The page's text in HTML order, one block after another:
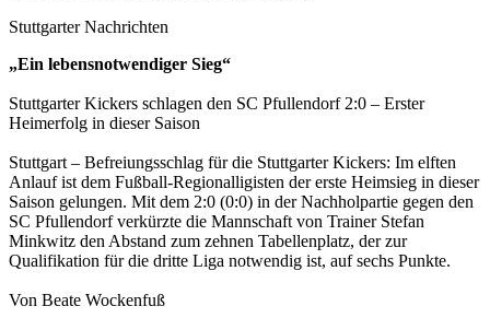
Stuttgarter Nachrichten
„Ein lebensnotwendiger Sieg“
Stuttgarter Kickers schlagen den SC Pfullendorf 2:0 – Erster
Heimerfolg in dieser Saison
Stuttgart – Befreiungsschlag für die Stuttgarter Kickers: Im elften
Anlauf ist dem Fußball-Regionalligisten der erste Heimsieg in dieser
Saison gelungen. Mit dem 2:0 (0:0) in der Nachholpartie gegen den
SC Pfullendorf verkürzte die Mannschaft von Trainer Stefan
Minkwitz den Abstand zum zehnen Tabellenplatz, der zur
Qualifikation für die dritte Liga notwendig ist, auf sechs Punkte.
Von Beate Wockenfuß